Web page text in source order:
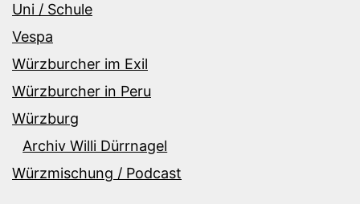
Uni / Schule
Vespa
Würzburcher im Exil
Würzburcher in Peru
Würzburg
Archiv Willi Dürrnagel
Würzmischung / Podcast